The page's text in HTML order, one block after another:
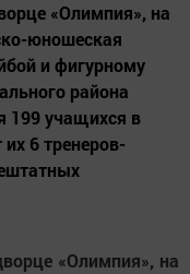
«Олимпия», на
юношеская
и фигурному
района
199 учащихся в
6 тренеров-
«Олимпия», на